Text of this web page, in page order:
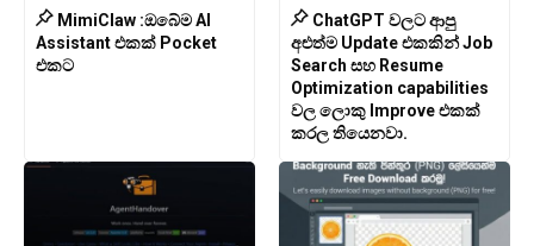
MimiClaw :ඔබේම AI
Assistant එකක් Pocket
එකට
ChatGPT වලට ආපු
අළුත්ම Update එකකින් Job
Search සහ Resume
Optimization capabilities
වල ලොකු Improve එකක්
කරල තියෙනවා.